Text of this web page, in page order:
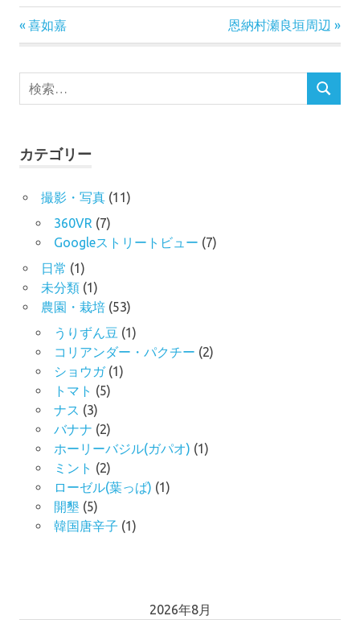
投
稿
ナ
ゲ
ー
シ
ョ
ン
前
の
事:
喜如嘉
次
の
恩納村瀬良垣周辺
検
索
検
カテゴリー
撮影・写真(11)
360VR (7)
Googleストリートビュー (7)
日常 (1)
未分類(1)
農園・栽培(53)
うりずん豆 (1)
コリアンダー・パクチー (2)
ショウガ(1)
トマト (5)
ナス (3)
バナナ (2)
ホーリーバジル(ガパオ) (1)
ミント (2)
ローゼル(葉っぱ) (1)
開墾 (5)
韓国唐辛子 (1)
2026年8月